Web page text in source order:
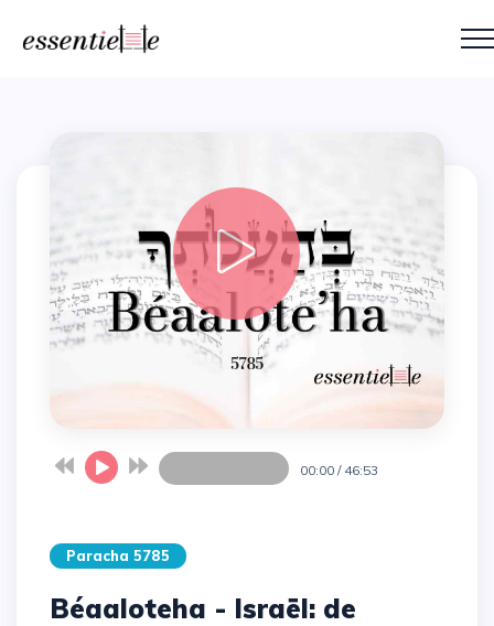
00:00 / 46:53
Paracha 5785
Béaaloteha - Israël: de